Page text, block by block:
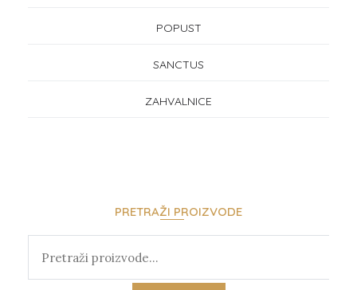
POPUST
SANCTUS
ZAHVALNICE
PRETRAŽI PROIZVODE